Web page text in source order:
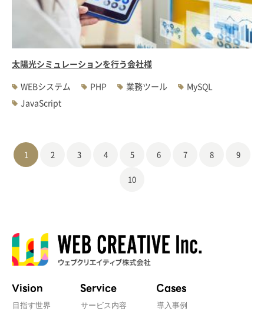
太陽光シミュレーションを行う会社様
WEBシステム
PHP 業務ツール
MySQL
JavaScript
1 2 3 4 5 6 7 8 9
10
Vision
目指す世界
Service
サービス内容
Cases
導入事例